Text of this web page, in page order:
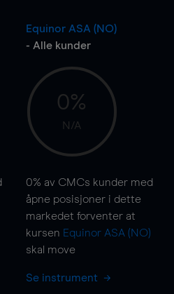
Equinor ASA (NO)
- Alle kunder
0%
N/A
0% av CMCs kunder med
åpne posisjoner i dette
markedet forventer at
kursen Equinor ASA (NO)
skal move
Se instrument